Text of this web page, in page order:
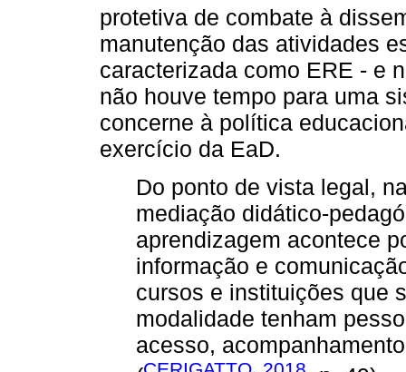
protetiva de combate à
manutenção das atividades
caracterizada como ERE - e
não houve tempo para uma
concerne à política
exercício da EaD.
Do ponto de vista legal,
mediação didático-
aprendizagem acontece
informação e
cursos e instituições que
modalidade tenham
acesso,